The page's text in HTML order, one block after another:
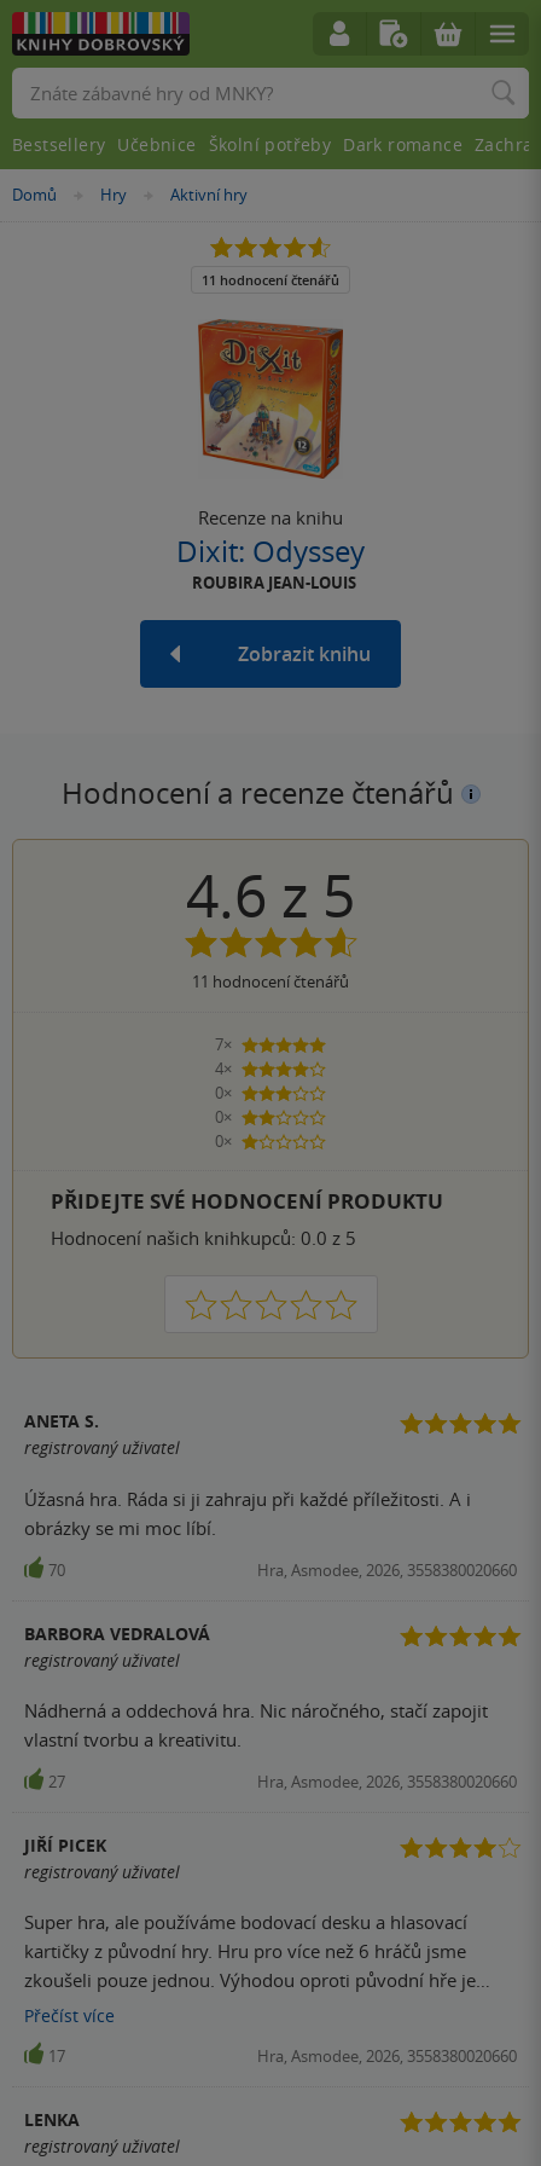
Nacházíte
Domů »Hry »Aktivní hry
Recenze na knihu
Dixit: Odyssey
ROUBIRA JEAN-LOUIS
Zobrazit knihu
4.6
z
5
11 hodnocení čtenářů
Hodnocení a recenze čtenářů
4.6 z 5
11 hodnocení čtenářů
7×
5 hvězdiček
4×
4 hvězdičky
0×
3 hvězdičky
0×
2 hvězdičky
0×
1 hvezdička
PŘIDEJTE SVÉ HODNOCENÍ PRODUKTU
Hodnocení našich knihkupců: 0.0 z 5
1 2 3 4 5
ANETA S.
registrovaný uživatel
Úžasná hra. Ráda si ji zahraju při každé příležitosti. A i
obrázky se mi moc líbí.
70 Hra, Asmodee, 2026, 3558380020660
BARBORA VEDRALOVÁ
registrovaný uživatel
Nádherná a oddechová hra. Nic náročného, stačí zapojit
vlastní tvorbu a kreativitu.
27 Hra, Asmodee, 2026, 3558380020660
JIŘÍ PICEK
registrovaný uživatel
Super hra, ale používáme bodovací desku a hlasovací
kartičky z původní hry. Hru pro více než 6 hráčů jsme
zkoušeli pouze jednou. Výhodou oproti původní hře je
místo na kartičky, které zvládne ještě dvě další rozšíření (s
trochou snahy 3)
Přečíst více
17 Hra, Asmodee, 2026, 3558380020660
LENKA
registrovaný uživatel
Vyhledávání
Bestsellery Učebnice Školní potřeby Dark romance